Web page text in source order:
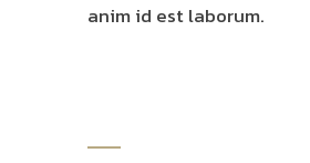
anim id est laborum.